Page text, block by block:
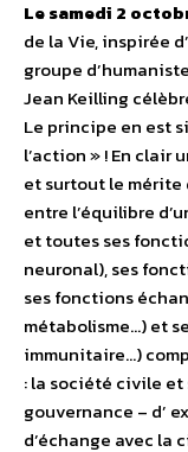
Le samedi 2
de la Vie, inspirée
groupe
Jean Keilling
Le principe en est
l’action » ! En clair
et surtout le mérite
entre l’équilibre
et toutes ses
neuronal), ses
ses fonctions
métabolisme…) et
immunitaire…)
: la société civile
gouvernance – d’
d’échange avec la